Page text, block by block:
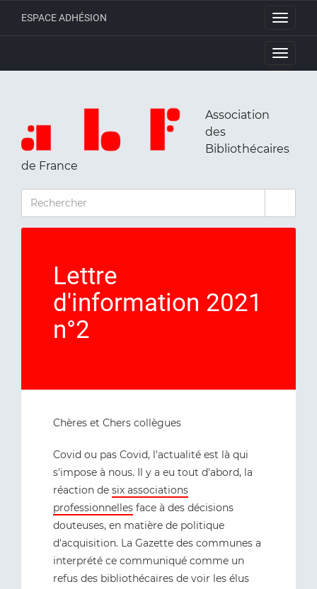
Toggle
ESPACE ADHÉSION
Toggle
Association
des
Bibliothécaires
de France
RECHERCHER
Lettre
d'information 2021
n°2
Chères et Chers collègues
Covid ou pas Covid, l'actualité est là qui
s'impose à nous. Il y a eu tout d'abord, la
réaction de six associations
professionnelles face à des décisions
douteuses, en matière de politique
d'acquisition. La Gazette des communes a
interprété ce communiqué comme un
refus des bibliothécaires de voir les élus